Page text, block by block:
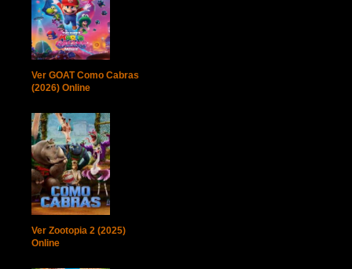
Ver GOAT Como Cabras
(2026) Online
Ver Zootopia 2 (2025)
Online